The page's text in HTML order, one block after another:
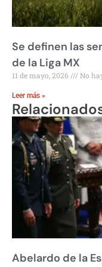
Se definen las
de la Liga MX
11 de mayo, 2026 No
Leer más »
Abelardo de la